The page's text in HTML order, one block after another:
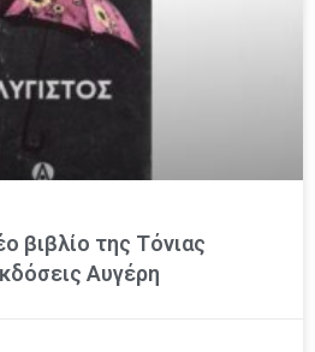
βιβλίο της Τόνιας
Αυγέρη